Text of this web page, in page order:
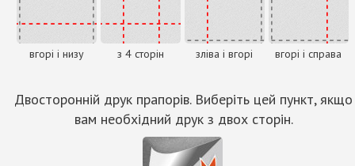
вгорі і низу з 4 сторін зліва і вгорі вгорі і справа
Двосторонній друк прапорів. Виберіть цей пункт, якщо
вам необхідний друк з двох сторін.